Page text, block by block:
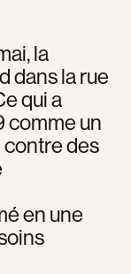
la
dans la rue
qui a
comme un
des
en une